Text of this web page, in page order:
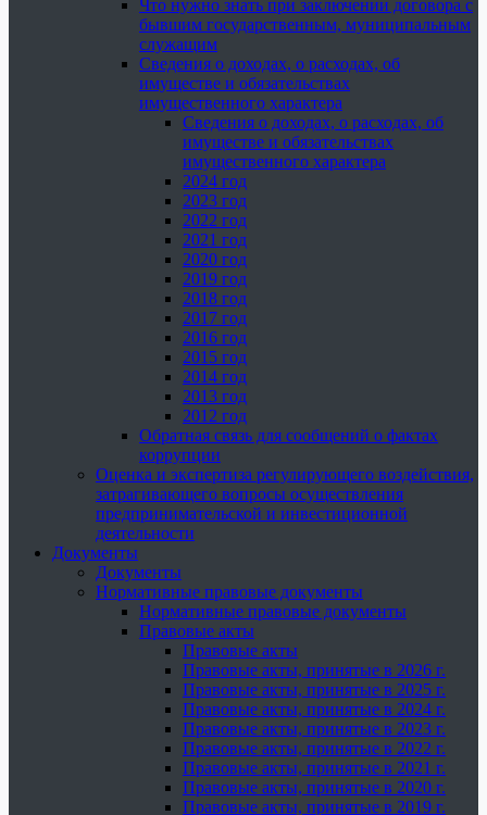
Что нужно знать при заключении договора с
бывшим государственным, муниципальным
служащим
Сведения о доходах, о расходах, об
имуществе и обязательствах
имущественного характера
Сведения о доходах, о расходах, об
имуществе и обязательствах
имущественного характера
2024 год
2023 год
2022 год
2021 год
2020 год
2019 год
2018 год
2017 год
2016 год
2015 год
2014 год
2013 год
2012 год
Обратная связь для сообщений о фактах
коррупции
Оценка и экспертиза регулирующего воздействия,
затрагивающего вопросы осуществления
предпринимательской и инвестиционной
деятельности
Документы
Документы
Нормативные правовые документы
Нормативные правовые документы
Правовые акты
Правовые акты
Правовые акты, принятые в 2026 г.
Правовые акты, принятые в 2025 г.
Правовые акты, принятые в 2024 г.
Правовые акты, принятые в 2023 г.
Правовые акты, принятые в 2022 г.
Правовые акты, принятые в 2021 г.
Правовые акты, принятые в 2020 г.
Правовые акты, принятые в 2019 г.